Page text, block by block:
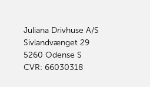
Juliana Drivhuse A/S
Sivlandvænget 29
5260 Odense S
CVR: 66030318